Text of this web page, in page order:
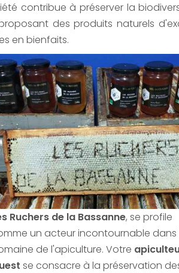
contribue à préserver la
des produits naturels
en bienfaits.
Ruchers de la Bassanne, se profile
un acteur incontournable dans
de l'apiculture. Votre
se consacre à la préservation